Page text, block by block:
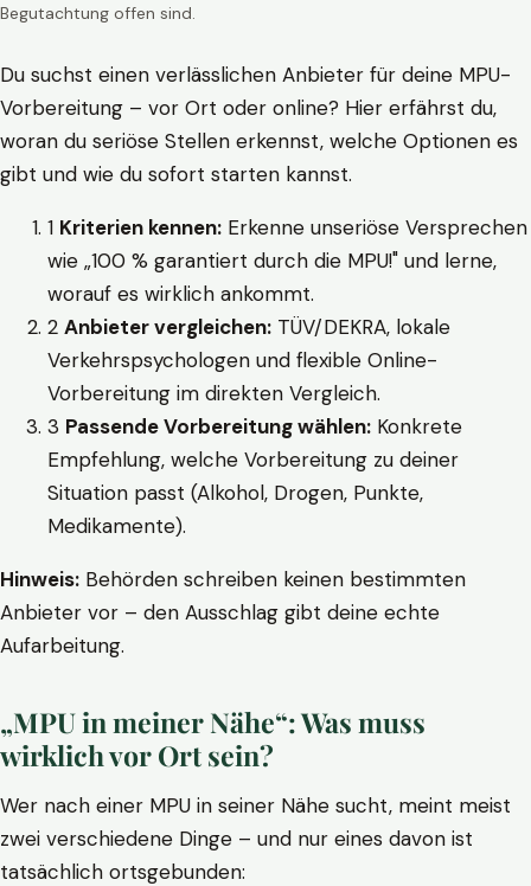
Begutachtung offen sind.
Du suchst einen verlässlichen Anbieter für deine MPU-
Vorbereitung – vor Ort oder online? Hier erfährst du,
woran du seriöse Stellen erkennst, welche Optionen es
gibt und wie du sofort starten kannst.
1 Kriterien kennen: Erkenne unseriöse Versprechen
wie „100 % garantiert durch die MPU!" und lerne,
worauf es wirklich ankommt.
2 Anbieter vergleichen: TÜV/DEKRA, lokale
Verkehrspsychologen und flexible Online-
Vorbereitung im direkten Vergleich.
3 Passende Vorbereitung wählen: Konkrete
Empfehlung, welche Vorbereitung zu deiner
Situation passt (Alkohol, Drogen, Punkte,
Medikamente).
Hinweis: Behörden schreiben keinen bestimmten
Anbieter vor – den Ausschlag gibt deine echte
Aufarbeitung.
„MPU in meiner Nähe“: Was muss
wirklich vor Ort sein?
Wer nach einer MPU in seiner Nähe sucht, meint meist
zwei verschiedene Dinge – und nur eines davon ist
tatsächlich ortsgebunden: